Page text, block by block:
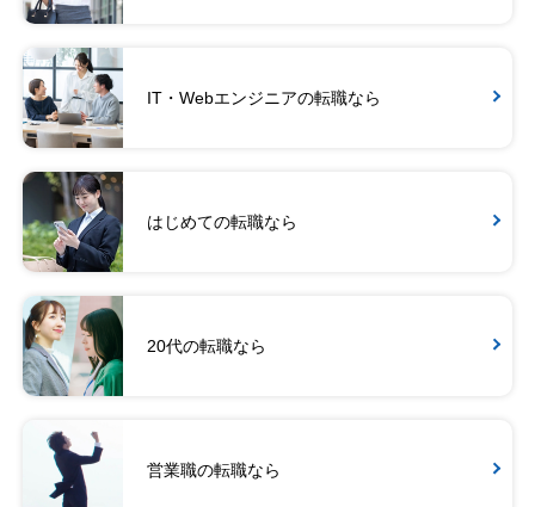
IT・Webエンジニアの転職なら
はじめての転職なら
20代の転職なら
営業職の転職なら